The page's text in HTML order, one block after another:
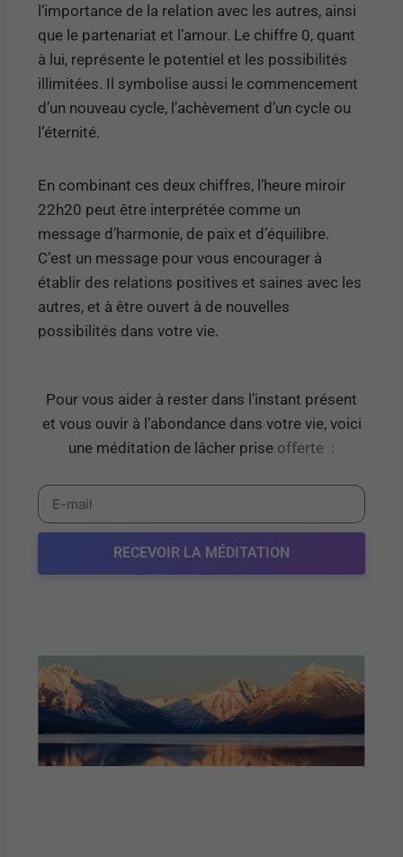
l’importance de la relation avec les autres, ainsi
que le partenariat et l’amour. Le chiffre 0, quant
à lui, représente le potentiel et les possibilités
illimitées. Il symbolise aussi le commencement
d’un nouveau cycle, l’achèvement d’un cycle ou
l’éternité.
En combinant ces deux chiffres, l’heure miroir
22h20 peut être interprétée comme un
message d’harmonie, de paix et d’équilibre.
C’est un message pour vous encourager à
établir des relations positives et saines avec les
autres, et à être ouvert à de nouvelles
possibilités dans votre vie.
Pour vous aider à rester dans l’instant présent
et vous ouvir à l’abondance dans votre vie, voici
une méditation de lâcher prise offerte :
RECEVOIR LA MÉDITATION